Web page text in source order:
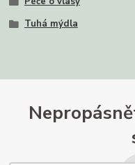
Tuhá mýdla